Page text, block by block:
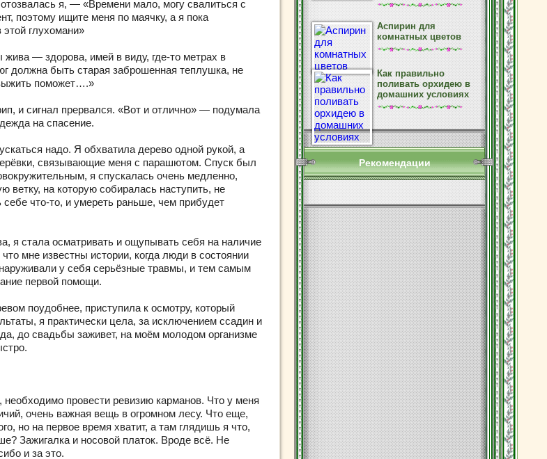
я, — «Времени мало, могу свалиться с
поэтому ищите меня по маячку, а я пока
глухомани»
— здорова, имей в виду, где-то метрах в
должна быть старая заброшенная теплушка, не
поможет….»
и сигнал прервался. «Вот и отлично» — подумала
на спасение.
надо. Я обхватила дерево одной рукой, а
связывающие меня с парашютом. Спуск был
я спускалась очень медленно,
ветку, на которую собиралась наступить, не
что-то, и умереть раньше, чем прибудет
я стала осматривать и ощупывать себя на наличие
мне известны истории, когда люди в состоянии
у себя серьёзные травмы, и тем самым
первой помощи.
поудобнее, приступила к осмотру, который
я практически цела, за исключением ссадин и
до свадьбы заживет, на моём молодом организме
провести ревизию карманов. Что у меня
очень важная вещь в огромном лесу. Что еще,
но на первое время хватит, а там глядишь я что,
Зажигалка и носовой платок. Вроде всё. Не
и за это.
Аспирин для
комнатных цветов
Как правильно
поливать орхидею в
домашних условиях
Рекомендации